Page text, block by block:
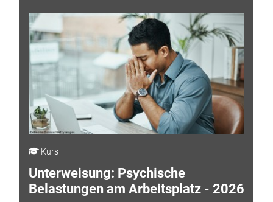
Kurs
Unterweisung: Psychische
Belastungen am Arbeitsplatz - 2026